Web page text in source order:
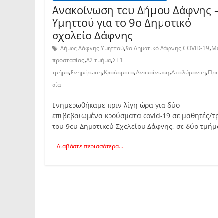
Ανακοίνωση του Δήμου Δάφνης
Υμηττού για το 9ο Δημοτικό
σχολείο Δάφνης
Δήμος Δάφνης Υμηττού,9ο Δημοτικό Δάφνης,COVID-19,
προστασίας,Δ2 τμήμα,ΣΤ1
τμήμα,Ενημέρωση,Κρούσματα,Ανακοίνωση,Απολύμανση,
σία
Ενημερωθήκαμε πριν λίγη ώρα για δύο
επιβεβαιωμένα κρούσματα covid-19 σε μαθητές/
του 9ου Δημοτικού Σχολείου Δάφνης, σε δύο
Διαβάστε περισσότερα...